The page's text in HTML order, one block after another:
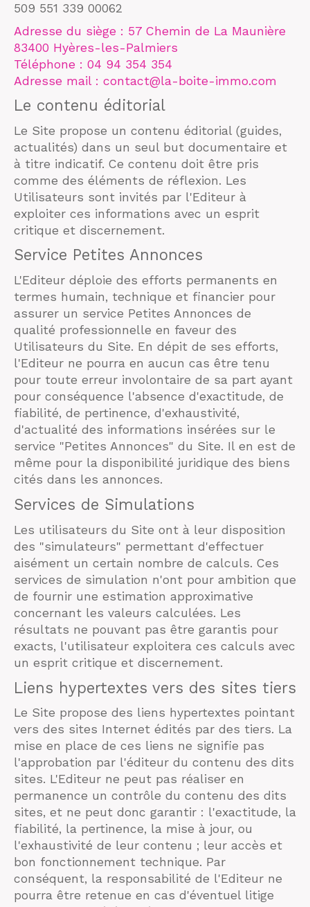
509 551 339 00062
Adresse du siège : 57 Chemin de La Maunière
83400 Hyères-les-Palmiers
Téléphone : 04 94 354 354
Adresse mail : contact@la-boite-immo.com
Le contenu éditorial
Le Site propose un contenu éditorial (guides,
actualités) dans un seul but documentaire et
à titre indicatif. Ce contenu doit être pris
comme des éléments de réflexion. Les
Utilisateurs sont invités par l'Editeur à
exploiter ces informations avec un esprit
critique et discernement.
Service Petites Annonces
L'Editeur déploie des efforts permanents en
termes humain, technique et financier pour
assurer un service Petites Annonces de
qualité professionnelle en faveur des
Utilisateurs du Site. En dépit de ses efforts,
l'Editeur ne pourra en aucun cas être tenu
pour toute erreur involontaire de sa part ayant
pour conséquence l'absence d'exactitude, de
fiabilité, de pertinence, d'exhaustivité,
d'actualité des informations insérées sur le
service "Petites Annonces" du Site. Il en est de
même pour la disponibilité juridique des biens
cités dans les annonces.
Services de Simulations
Les utilisateurs du Site ont à leur disposition
des "simulateurs" permettant d'effectuer
aisément un certain nombre de calculs. Ces
services de simulation n'ont pour ambition que
de fournir une estimation approximative
concernant les valeurs calculées. Les
résultats ne pouvant pas être garantis pour
exacts, l'utilisateur exploitera ces calculs avec
un esprit critique et discernement.
Liens hypertextes vers des sites tiers
Le Site propose des liens hypertextes pointant
vers des sites Internet édités par des tiers. La
mise en place de ces liens ne signifie pas
l'approbation par l'éditeur du contenu des dits
sites. L'Editeur ne peut pas réaliser en
permanence un contrôle du contenu des dits
sites, et ne peut donc garantir : l'exactitude, la
fiabilité, la pertinence, la mise à jour, ou
l'exhaustivité de leur contenu ; leur accès et
bon fonctionnement technique. Par
conséquent, la responsabilité de l'Editeur ne
pourra être retenue en cas d'éventuel litige